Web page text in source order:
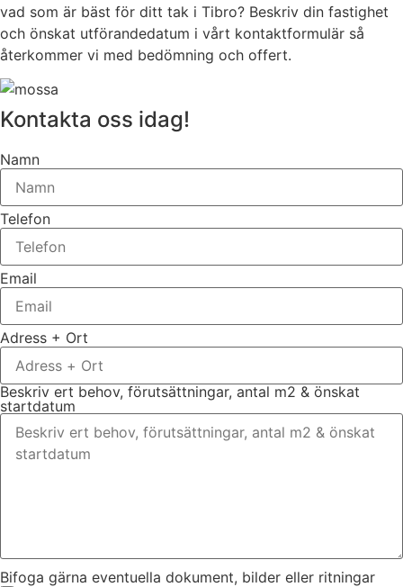
vad som är bäst för ditt tak i Tibro? Beskriv din fastighet
och önskat utförandedatum i vårt kontaktformulär så
återkommer vi med bedömning och offert.
Kontakta oss idag!
Namn
Telefon
Email
Adress + Ort
Beskriv ert behov, förutsättningar, antal m2 & önskat
startdatum
Bifoga gärna eventuella dokument, bilder eller ritningar